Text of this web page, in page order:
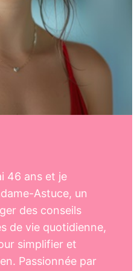
46 ans et je
Astuce, un
des conseils
de vie quotidienne,
simplifier et
Passionnée par